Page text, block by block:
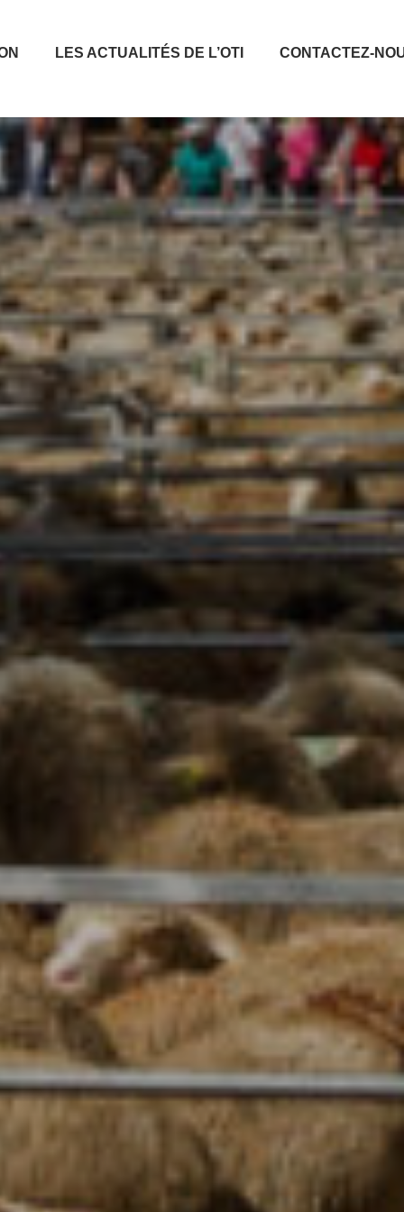
LES ACTUALITÉS DE L’OTI CONTACTEZ-